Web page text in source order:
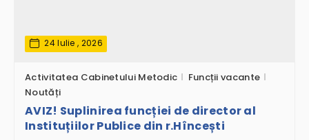
24 Iulie , 2026
Activitatea Cabinetului Metodic
Funcții vacante
Noutăți
AVIZ! Suplinirea funcției de director al
Instituțiilor Publice din r.Hîncești